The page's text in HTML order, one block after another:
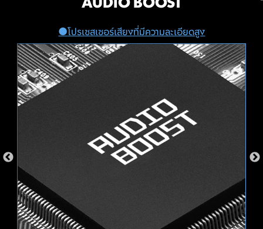
XMP
เลือกจากโปรไฟล์ XMP ที่ตั้งไว้ล่วงหน้าและโอเวอร์คล็อก
หน่วยความจำ DDR ที่เข้ากันได้โดยอัตโนมัติ
VMD (VOLUME MANAGEMENT
DEVICE)
เปิดใช้งานการควบคุมและการจัดการ NVMe SSD โดยตรง
จากบัส PCIe โดยไม่ต้องมีอะแดปเตอร์ฮาร์ดแวร์เพิ่มเติม
แฟลชหรืออัปเกรดไบออสได้อย่างสะดวกภายในไม่กี่นาทีจาก
ยูทิลิตี้การตั้งค่า CMOS
โปรเซสเซอร์เสียงที่มีความละเอียดสูง
อื่นๆ เข้ากับเมนบอร์ดของ MSI ได้
อย่างง่ายดาย
ให้คุณสามารถเพิ่มแสงไฟ RGB จากอุปกรณ์อื่นๆ ของคุณได้
ตามที่ต้องการ! ส่วนหัวของ PIN Mystic Light Extension
นั้น จะมอบความสะดวกในการตั้งค่าแสงไฟ RGB ที่มีการต่อ
เพิ่มเติมเข้าไปในระบบ โดยผู้ใช้งานไม่จำเป็นต้องใช้ตัวควบคุม
RGB ในการควบคุมแสงไฟแบบแยกส่วน